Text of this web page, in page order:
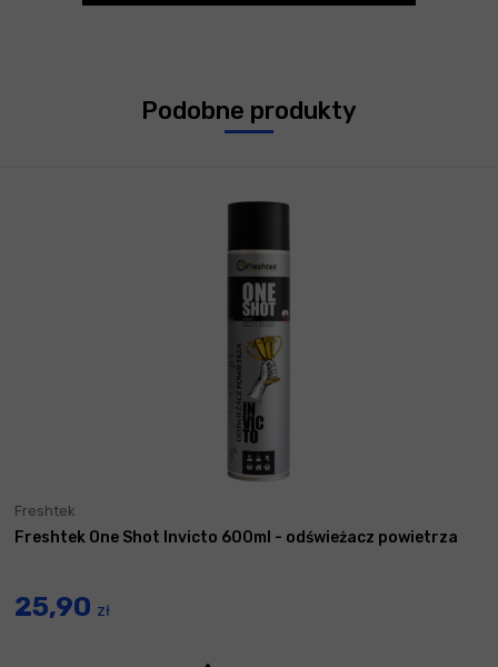
Podobne produkty
Freshtek
Freshtek One Shot Invicto 600ml - odświeżacz powietrza
25,90 zł